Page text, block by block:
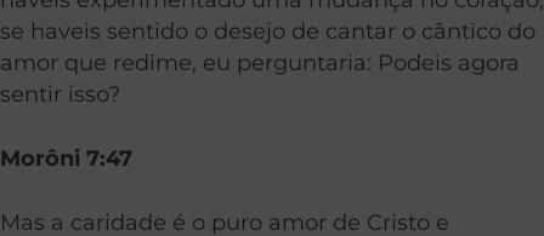
se haveis sentido o desejo de cantar o cântico do
amor que redime, eu perguntaria: Podeis agora
sentir isso?
Morôni 7:47
Mas a caridade é o puro amor de Cristo e